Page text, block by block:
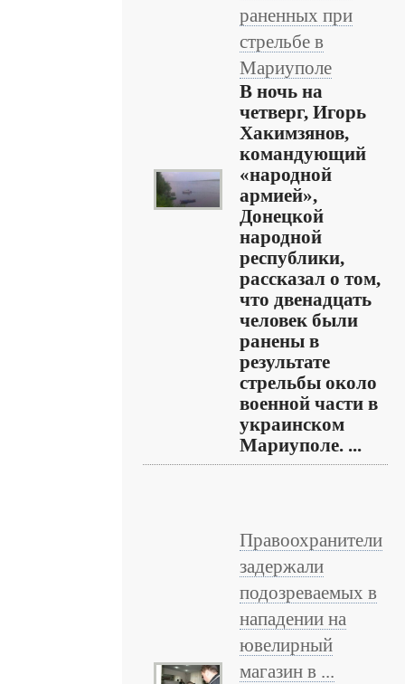
раненных при
стрельбе в
Мариуполе
В ночь на
четверг, Игорь
Хакимзянов,
командующий
«народной
армией»,
Донецкой
народной
республики,
рассказал о том,
что двенадцать
человек были
ранены в
результате
стрельбы около
военной части в
украинском
Мариуполе. ...
Правоохранители
задержали
подозреваемых в
нападении на
ювелирный
магазин в ...